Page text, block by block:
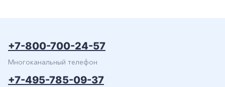
+7-800-700-24-57
Многоканальный телефон
+7-495-785-09-37